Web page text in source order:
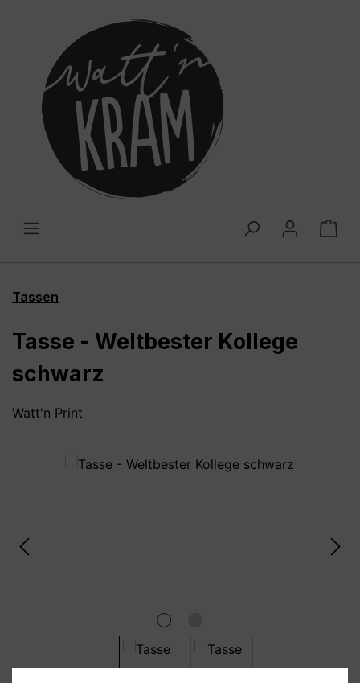
Tassen
Tasse - Weltbester Kollege
schwarz
Watt'n Print
Bildergalerie überspringen